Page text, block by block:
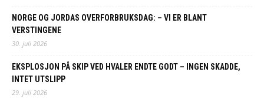
NORGE OG JORDAS OVERFORBRUKSDAG: – VI ER BLANT
VERSTINGENE
30. juli 2026
EKSPLOSJON PÅ SKIP VED HVALER ENDTE GODT – INGEN SKADDE,
INTET UTSLIPP
29. juli 2026